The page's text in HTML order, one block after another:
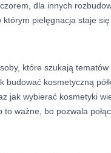
dla innych
którym pielęgnacja staje
które szukają
budować kosmetyczną
jak wybierać kosmetyki
ważne, bo pozwala